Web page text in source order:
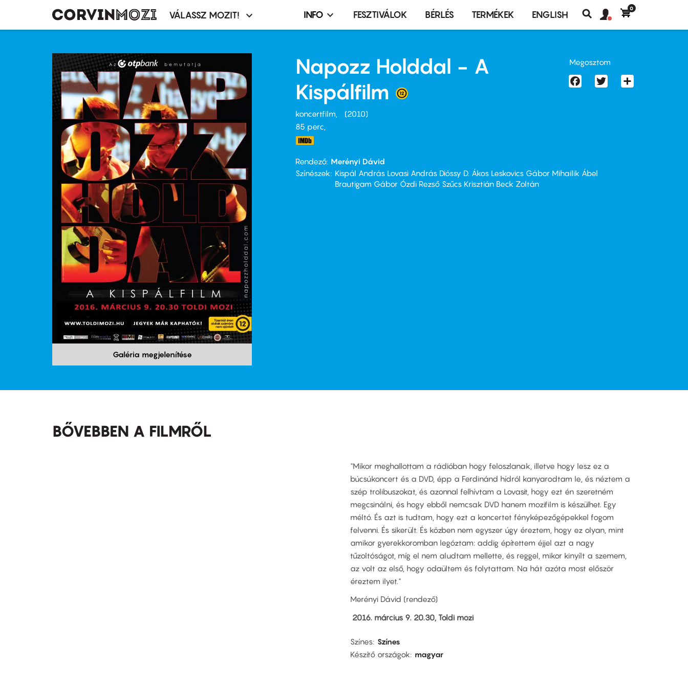
Moziválasztó
VÁLASSZ MOZIT!
Infó,
terembérlés
menü
INFO FESZTIVÁLOK BÉRLÉS TERMÉKEK ENGLISH
Keresés
fiók
Felhasználói
0
Galéria megjelenítése
Napozz Holddal - A
Kispálfilm
koncertfilm
2010
85 perc,
Rendező Merényi Dávid
Színészek
Kispál András Lovasi András Dióssy D. Ákos Leskovics Gábor Mihailik Ábel
Brautigam Gábor Ózdi Rezső Szűcs Krisztián Beck Zoltán
Megosztom
FacebookTwitter
BŐVEBBEN A FILMRŐL
"Mikor meghallottam a rádióban hogy feloszlanak, illetve hogy lesz ez a
búcsúkoncert és a DVD, épp a Ferdinánd hídról kanyarodtam le, és néztem a
szép trolibuszokat, és azonnal felhívtam a Lovasit, hogy ezt én szeretném
megcsinálni, és hogy ebből nemcsak DVD hanem mozifilm is készülhet. Egy
méltó. És azt is tudtam, hogy ezt a koncertet fényképezőgépekkel fogom
felvenni. És sikerült. És közben nem egyszer úgy éreztem, hogy ez olyan, mint
amikor gyerekkoromban legóztam: addig építettem éjjel azt a nagy
tűzoltóságot, míg el nem aludtam mellette, és reggel, mikor kinyílt a szemem,
az volt az első, hogy odaültem és folytattam. Na hát azóta most először
éreztem ilyet."
Merényi Dávid (rendező)
2016. március 9. 20.30, Toldi mozi
Színes Színes
Készítő országok
magyar